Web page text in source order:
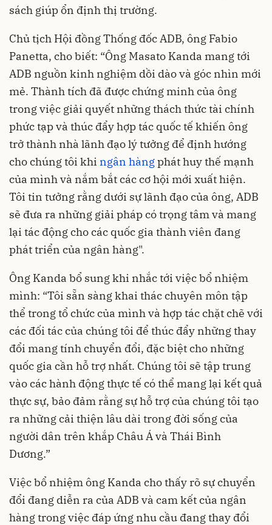
sách giúp ổn định thị trường.
Chủ tịch Hội đồng Thống đốc ADB, ông Fabio
Panetta, cho biết: “Ông Masato Kanda mang tới
ADB nguồn kinh nghiệm dồi dào và góc nhìn mới
mẻ. Thành tích đã được chứng minh của ông
trong việc giải quyết những thách thức tài chính
phức tạp và thúc đẩy hợp tác quốc tế khiến ông
trở thành nhà lãnh đạo lý tưởng để định hướng
cho chúng tôi khi ngân hàngphát huy thế mạnh
của mình và nắm bắt các cơ hội mới xuất hiện.
Tôi tin tưởng rằng dưới sự lãnh đạo của ông, ADB
sẽ đưa ra những giải pháp có trọng tâm và mang
lại tác động cho các quốc gia thành viên đang
phát triển của ngân hàng".
Ông Kanda bổ sung khi nhắc tới việc bổ nhiệm
mình: “Tôi sẵn sàng khai thác chuyên môn tập
thể trong tổ chức của mình và hợp tác chặt chẽ với
các đối tác của chúng tôi để thúc đẩy những thay
đổi mang tính chuyển đổi, đặc biệt cho những
quốc gia cần hỗ trợ nhất. Chúng tôi sẽ tập trung
vào các hành động thực tế có thể mang lại kết quả
thực sự, bảo đảm rằng sự hỗ trợ của chúng tôi tạo
ra những cải thiện lâu dài trong đời sống của
người dân trên khắp Châu Á và Thái Bình
Dương.”
Việc bổ nhiệm ông Kanda cho thấy rõ sự chuyển
đổi đang diễn ra của ADB và cam kết của ngân
hàng trong việc đáp ứng nhu cầu đang thay đổi